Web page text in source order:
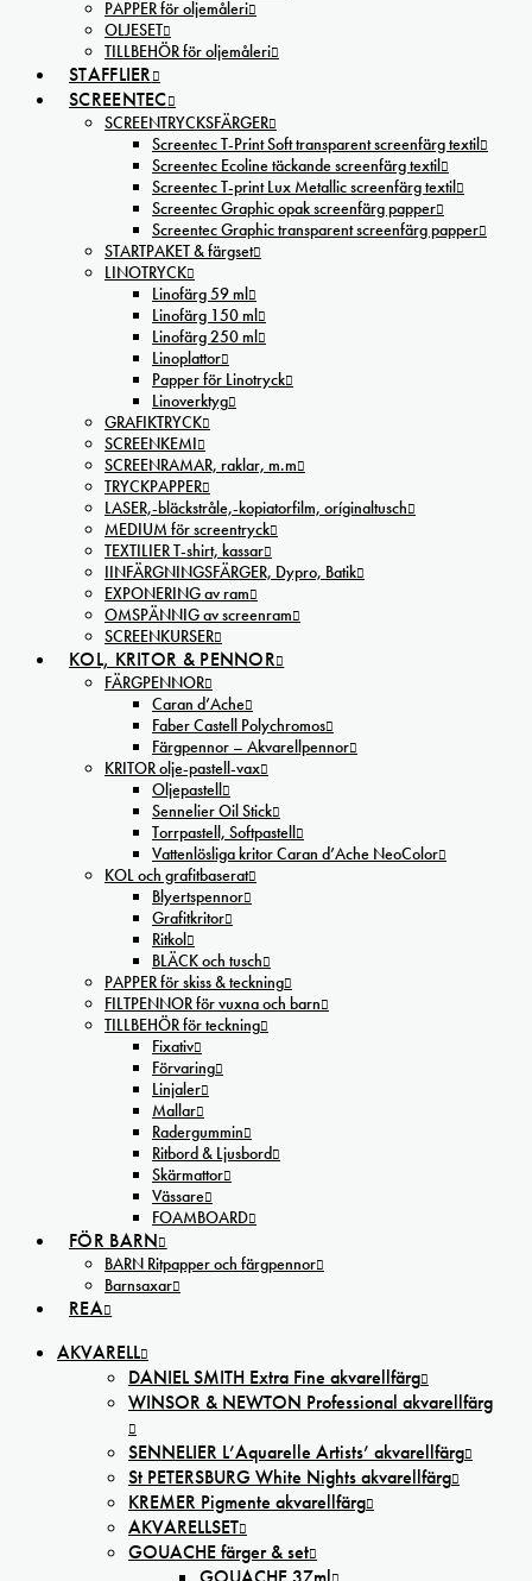
PAPPER för oljemåleri
OLJESET
TILLBEHÖR för oljemåleri
STAFFLIER
SCREENTEC
SCREENTRYCKSFÄRGER
Screentec T-Print Soft transparent screenfärg textil
Screentec Ecoline täckande screenfärg textil
Screentec T-print Lux Metallic screenfärg textil
Screentec Graphic opak screenfärg papper
Screentec Graphic transparent screenfärg papper
STARTPAKET & färgset
LINOTRYCK
Linofärg 59 ml
Linofärg 150 ml
Linofärg 250 ml
Linoplattor
Papper för Linotryck
Linoverktyg
GRAFIKTRYCK
SCREENKEMI
SCREENRAMAR, raklar, m.m
TRYCKPAPPER
LASER,-bläckstråle,-kopiatorfilm, oríginaltusch
MEDIUM för screentryck
TEXTILIER T-shirt, kassar
IINFÄRGNINGSFÄRGER, Dypro, Batik
EXPONERING av ram
OMSPÄNNIG av screenram
SCREENKURSER
KOL, KRITOR & PENNOR
FÄRGPENNOR
Caran d’Ache
Faber Castell Polychromos
Färgpennor – Akvarellpennor
KRITOR olje-pastell-vax
Oljepastell
Sennelier Oil Stick
Torrpastell, Softpastell
Vattenlösliga kritor Caran d’Ache NeoColor
KOL och grafitbaserat
Blyertspennor
Grafitkritor
Ritkol
BLÄCK och tusch
PAPPER för skiss & teckning
FILTPENNOR för vuxna och barn
TILLBEHÖR för teckning
Fixativ
Förvaring
Linjaler
Mallar
Radergummin
Ritbord & Ljusbord
Skärmattor
Vässare
FOAMBOARD
FÖR BARN
BARN Ritpapper och färgpennor
Barnsaxar
REA
AKVARELL
DANIEL SMITH Extra Fine akvarellfärg
WINSOR & NEWTON Professional akvarellfärg
SENNELIER L’Aquarelle Artists’ akvarellfärg
St PETERSBURG White Nights akvarellfärg
KREMER Pigmente akvarellfärg
AKVARELLSET
GOUACHE färger & set